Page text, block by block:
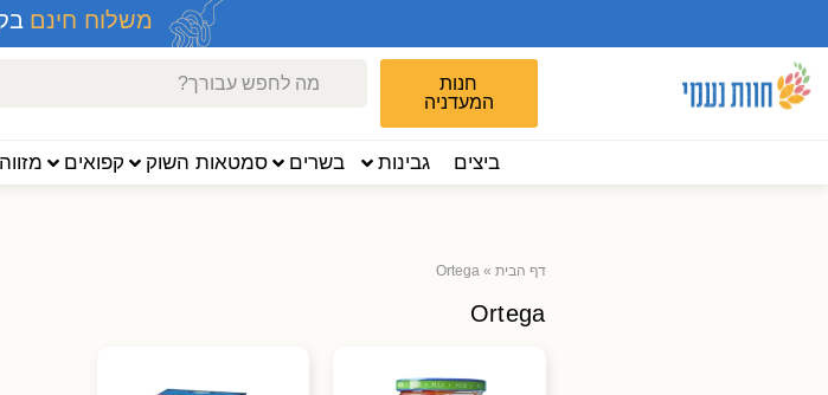
משלוח חינם
חנות
המעדניה
ביצים גבינות בשרים סמטאות השוק קפואים מזווה
דף הבית »
Ortega
Ortega